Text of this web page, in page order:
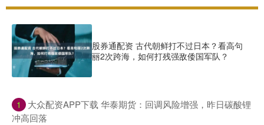
股券通配资 古代朝鲜打不过日本？看高句
丽2次跨海，如何打残强敌倭国军队？
1
​大众配资APP下载 华泰期货：回调风险增强，昨日碳酸锂
冲高回落